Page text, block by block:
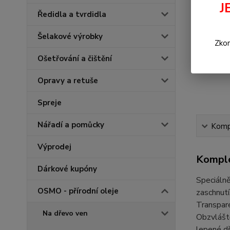
Ředidla a tvrdidla
Šelakové výrobky
Ošetřování a čištění
Opravy a retuše
Spreje
Nářadí a pomůcky
Výprodej
Dárkové kupóny
OSMO - přírodní oleje
Na dřevo ven
zaschnutí.